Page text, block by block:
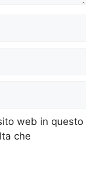
web in questo
che